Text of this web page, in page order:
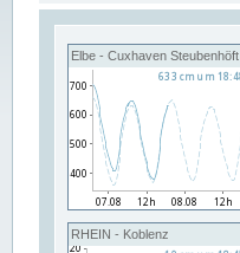
Elbe - Cuxhaven Steubenhöft
RHEIN - Koblenz